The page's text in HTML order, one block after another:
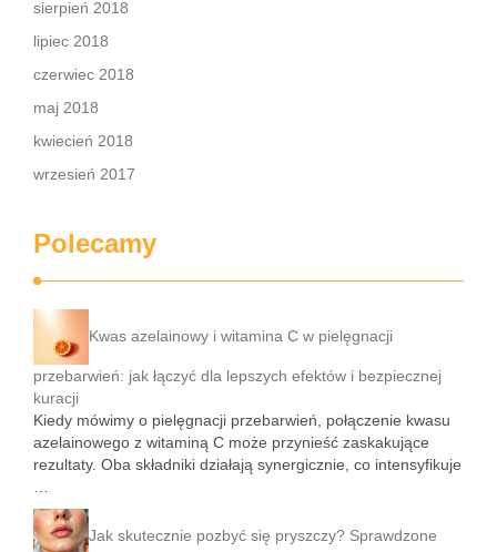
sierpień 2018
lipiec 2018
czerwiec 2018
maj 2018
kwiecień 2018
wrzesień 2017
Polecamy
Kwas azelainowy i witamina C w pielęgnacji
przebarwień: jak łączyć dla lepszych efektów i bezpiecznej
kuracji
Kiedy mówimy o pielęgnacji przebarwień, połączenie kwasu
azelainowego z witaminą C może przynieść zaskakujące
rezultaty. Oba składniki działają synergicznie, co intensyfikuje
Jak skutecznie pozbyć się pryszczy? Sprawdzone